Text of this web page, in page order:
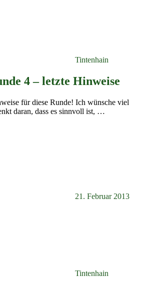
Tintenhain
4 – letzte Hinweise
für diese Runde! Ich wünsche viel
daran, dass es sinnvoll ist, …
21. Februar 2013
Tintenhain